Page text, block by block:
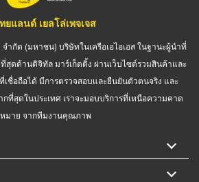
ยแลนด์ เยลโล่เพจเจส
ำกัด (มหาชน) บริษัทในเครือเอไอเอส ในฐานะผู้นำที่
ดด้านดิจิทัล มาร์เก็ตติ้ง ผ่านเว็บไซต์รวมสินค้าและ
เชื่อถือได้ มีการตรวจสอบและยืนยันตัวตนจริง และ
ที่สุดในประเทศ เราจะมอบบริการที่เหนือความคาด
หมาย จากทีมงานคุณภาพ